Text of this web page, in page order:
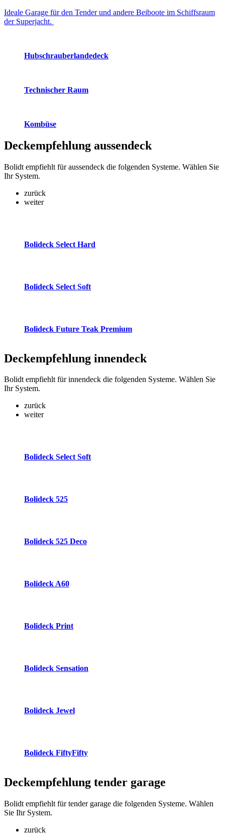
Ideale Garage für den Tender und andere Beiboote im Schiffsraum
der Superjacht.
Hubschrauberlandedeck
Technischer Raum
Kombüse
Deckempfehlung aussendeck
Bolidt empfiehlt für aussendeck die folgenden Systeme. Wählen Sie
Ihr System.
zurück
weiter
Bolideck Select Hard
Bolideck Select Soft
Bolideck Future Teak Premium
Deckempfehlung innendeck
Bolidt empfiehlt für innendeck die folgenden Systeme. Wählen Sie
Ihr System.
zurück
weiter
Bolideck Select Soft
Bolideck 525
Bolideck 525 Deco
Bolideck A60
Bolideck Print
Bolideck Sensation
Bolideck Jewel
Bolideck FiftyFifty
Deckempfehlung tender garage
Bolidt empfiehlt für tender garage die folgenden Systeme. Wählen
Sie Ihr System.
zurück